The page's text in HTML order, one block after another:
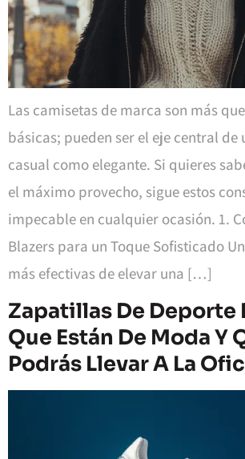
Las camisetas de marca son más
básicas; pueden ser el eje central
casual como elegante. Si quieres
el máximo provecho, sigue estos
impecable en cualquier ocasión. 1.
Blazers para un Toque Sofisticado
más efectivas de elevar una […]
Zapatillas De Deporte
Que Están De Moda Y
Podrás Llevar A La